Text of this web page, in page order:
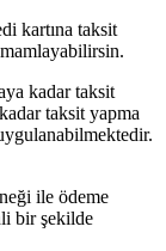
kartına taksit
kadar taksit
taksit yapma
ile ödeme
bir şekilde